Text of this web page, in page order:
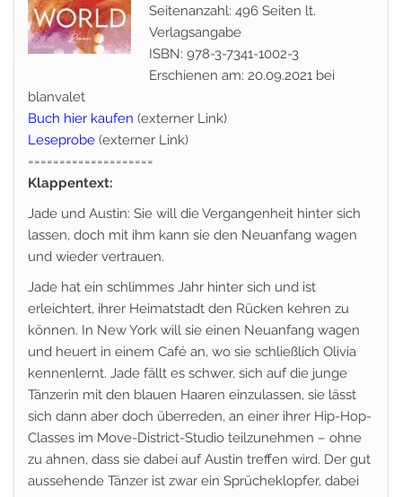
Seitenanzahl: 496 Seiten lt.
Verlagsangabe
ISBN: 978-3-7341-1002-3
Erschienen am: 20.09.2021 bei
blanvalet
Buch hier kaufen (externer Link)
Leseprobe (externer Link)
====================
Klappentext:
Jade und Austin: Sie will die Vergangenheit hinter sich
lassen, doch mit ihm kann sie den Neuanfang wagen
und wieder vertrauen.
Jade hat ein schlimmes Jahr hinter sich und ist
erleichtert, ihrer Heimatstadt den Rücken kehren zu
können. In New York will sie einen Neuanfang wagen
und heuert in einem Café an, wo sie schließlich Olivia
kennenlernt. Jade fällt es schwer, sich auf die junge
Tänzerin mit den blauen Haaren einzulassen, sie lässt
sich dann aber doch überreden, an einer ihrer Hip-Hop-
Classes im Move-District-Studio teilzunehmen – ohne
zu ahnen, dass sie dabei auf Austin treffen wird. Der gut
aussehende Tänzer ist zwar ein Sprücheklopfer, dabei